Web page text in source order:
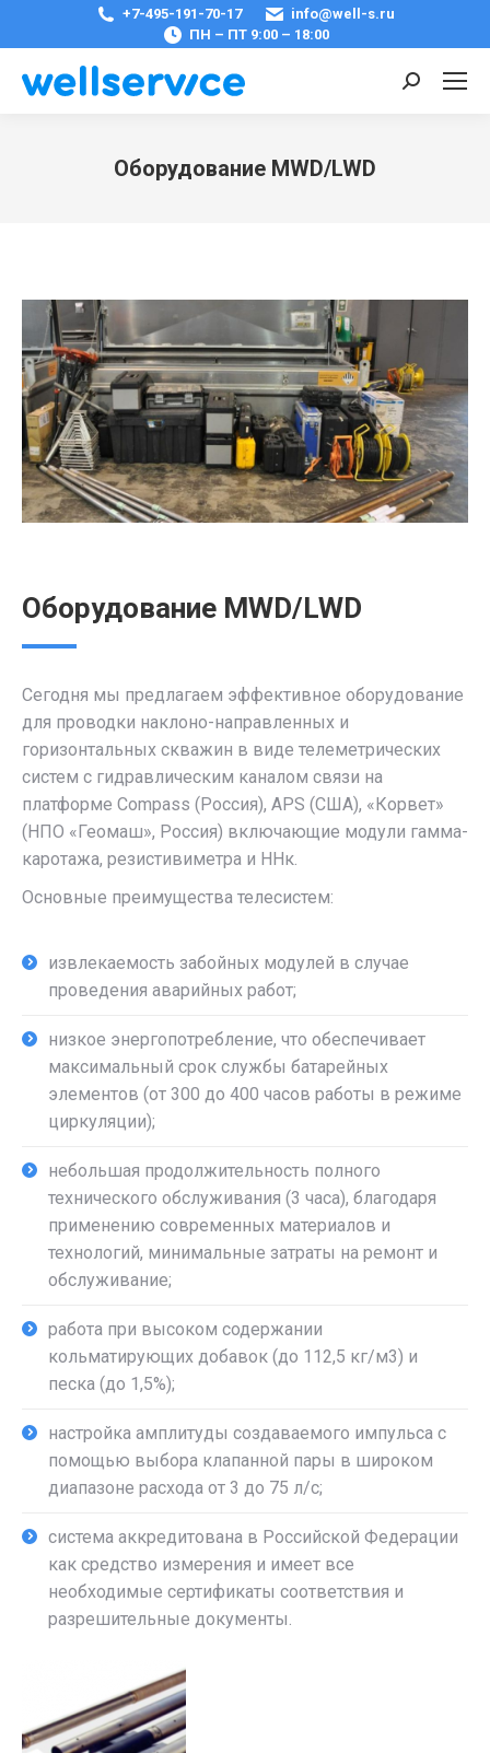
+7-495-191-70-17
info@well-s.ru
ПН – ПТ 9:00 – 18:00
Поиск:
Оборудование MWD/LWD
Оборудование MWD/LWD
Сегодня мы предлагаем эффективное оборудование
для проводки наклоно-направленных и
горизонтальных скважин в виде телеметрических
систем с гидравлическим каналом связи на
платформе Compass (Россия), APS (США), «Корвет»
(НПО «Геомаш», Россия) включающие модули гамма-
каротажа, резистивиметра и ННк.
Основные преимущества телесистем:
извлекаемость забойных модулей в случае
проведения аварийных работ;
низкое энергопотребление, что обеспечивает
максимальный срок службы батарейных
элементов (от 300 до 400 часов работы в режиме
циркуляции);
небольшая продолжительность полного
технического обслуживания (3 часа), благодаря
применению современных материалов и
технологий, минимальные затраты на ремонт и
обслуживание;
работа при высоком содержании
кольматирующих добавок (до 112,5 кг/м3) и
песка (до 1,5%);
настройка амплитуды создаваемого импульса с
помощью выбора клапанной пары в широком
диапазоне расхода от 3 до 75 л/с;
система аккредитована в Российской Федерации
как средство измерения и имеет все
необходимые сертификаты соответствия и
разрешительные документы.